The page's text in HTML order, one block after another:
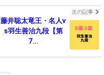
次の記事
藤井聡太竜王・名人v
s羽生善治九段【第
7...